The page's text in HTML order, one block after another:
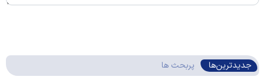
جدیدترین‌ها پربحث ها